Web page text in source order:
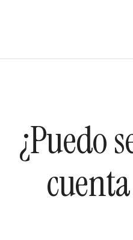
¿Puedo